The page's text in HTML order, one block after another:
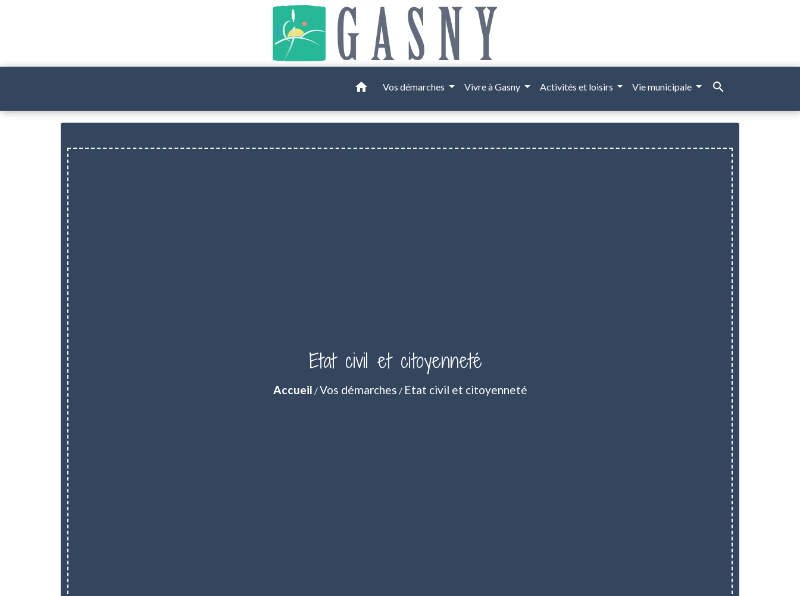
home Vos démarches Vivre à Gasny Activités et loisirs Vie municipale search
Etat civil et citoyenneté
Accueil /Vos démarches / Etat civil et citoyenneté